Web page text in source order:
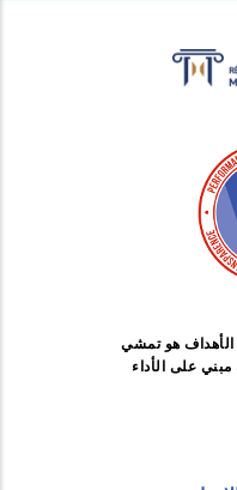
هو تمشي
على الأداء